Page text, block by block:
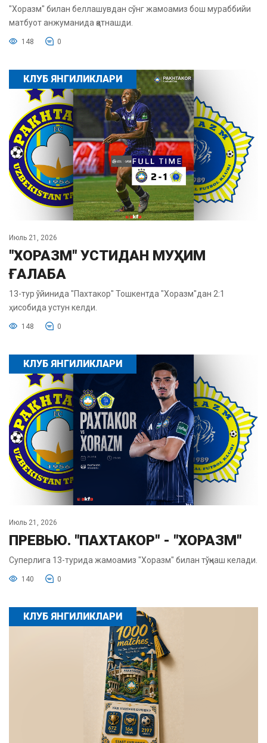
"Хоразм" билан беллашувдан сўнг жамоамиз бош мураббийи
матбуот анжуманида қатнашди.
148 0
КЛУБ ЯНГИЛИКЛАРИ
Июль 21, 2026
"ХОРАЗМ" УСТИДАН МУҲИМ
ҒАЛАБА
13-тур ўйинида "Пахтакор" Тошкентда "Хоразм"дан 2:1
ҳисобида устун келди.
148 0
КЛУБ ЯНГИЛИКЛАРИ
Июль 21, 2026
ПРЕВЬЮ. "ПАХТАКОР" - "ХОРАЗМ"
Суперлига 13-турида жамоамиз "Хоразм" билан тўқнаш келади.
140 0
КЛУБ ЯНГИЛИКЛАРИ